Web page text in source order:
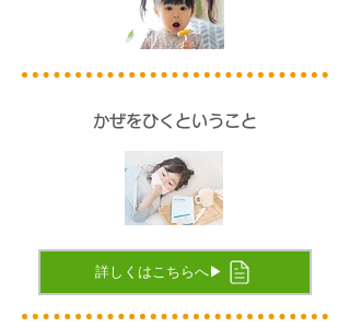
かぜをひくということ
詳しくはこちらへ▶